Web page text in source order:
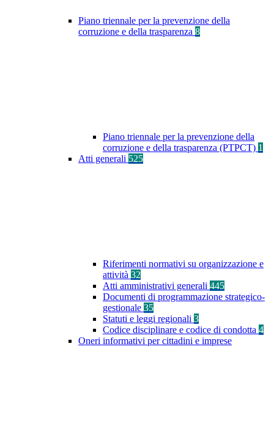
Piano triennale per la prevenzione della
corruzione e della trasparenza 8
Piano triennale per la prevenzione della
corruzione e della trasparenza (PTPCT) 1
Atti generali 525
Riferimenti normativi su organizzazione e
attività 32
Atti amministrativi generali 445
Documenti di programmazione strategico-
gestionale 35
Statuti e leggi regionali 3
Codice disciplinare e codice di condotta 4
Oneri informativi per cittadini e imprese